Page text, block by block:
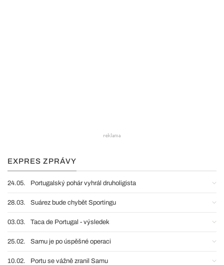
EXPRES ZPRÁVY
24.05. Portugalský pohár vyhrál druholigista
28.03. Suárez bude chybět Sportingu
03.03. Taca de Portugal - výsledek
25.02. Samu je po úspěšné operaci
10.02. Portu se vážně zranil Samu